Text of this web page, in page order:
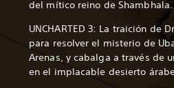
del mítico reino de Shambhala.
UNCHARTED 3: La traición de
para resolver el misterio de
Arenas, y cabalga a través de
en el implacable desierto